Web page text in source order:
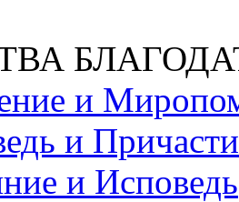
и
и
и Исповедь